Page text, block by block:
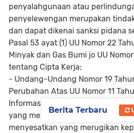
penyalahgunaan atau
penyelewengan merupakan
dan dapat dikenai sanksi pidana
Pasal 53 ayat (1) UU Nomor 22
Minyak dan Gas Bumi jo UU
tentang Cipta Kerja;
- Undang-Undang Nomor 19
Perubahan Atas UU Nomor 11
Informasi dan Transaksi
yang melarang penyebaran
menyesatkan yang merugikan
Berita Terbaru